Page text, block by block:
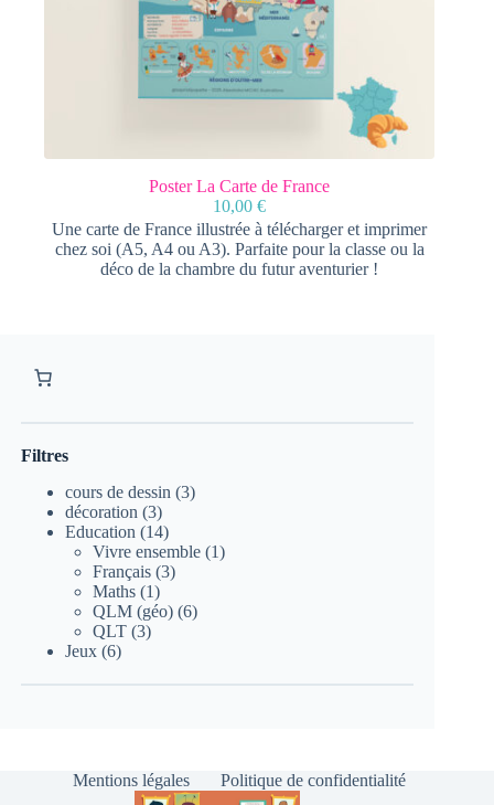
Poster La Carte de France
10,00€
Une carte de France illustrée à télécharger et imprimer
chez soi (A5, A4 ou A3). Parfaite pour la classe ou la
déco de la chambre du futur aventurier !
Filtres
cours de dessin 33
décoration 33
produits
Education 1414
produits
Vivre ensemble 11
Français 33
Maths 11
produit
QLM (géo) 66
QLT 33
Jeux 66
Mentions légales Politique de confidentialité